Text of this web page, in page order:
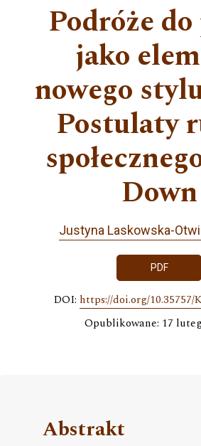
Podróże
jako
nowego
Postulaty
Down
Justyna Laskowska-
PDF
DOI: https://doi.org/10.35757/
Opublikowane: 17
Abstrakt